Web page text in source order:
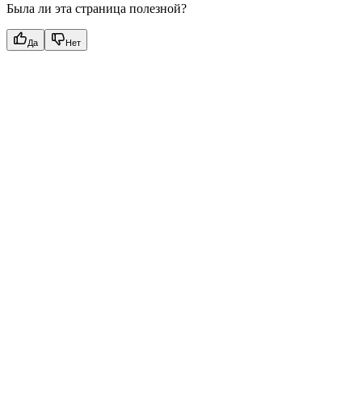
Была ли эта страница полезной?
Да Нет